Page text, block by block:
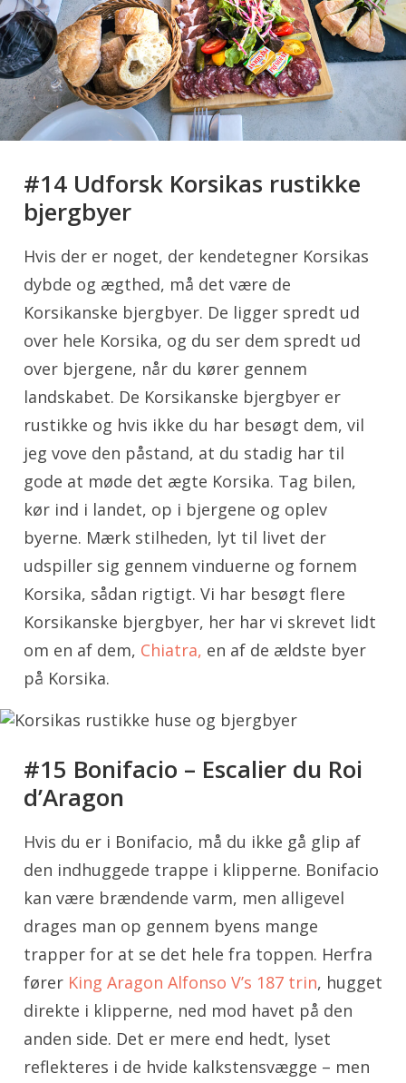
#14 Udforsk Korsikas rustikke
bjergbyer
Hvis der er noget, der kendetegner Korsikas
dybde og ægthed, må det være de
Korsikanske bjergbyer. De ligger spredt ud
over hele Korsika, og du ser dem spredt ud
over bjergene, når du kører gennem
landskabet. De Korsikanske bjergbyer er
rustikke og hvis ikke du har besøgt dem, vil
jeg vove den påstand, at du stadig har til
gode at møde det ægte Korsika. Tag bilen,
kør ind i landet, op i bjergene og oplev
byerne. Mærk stilheden, lyt til livet der
udspiller sig gennem vinduerne og fornem
Korsika, sådan rigtigt. Vi har besøgt flere
Korsikanske bjergbyer, her har vi skrevet lidt
om en af dem, Chiatra, en af de ældste byer
på Korsika.
#15 Bonifacio – Escalier du Roi
d’Aragon
Hvis du er i Bonifacio, må du ikke gå glip af
den indhuggede trappe i klipperne. Bonifacio
kan være brændende varm, men alligevel
drages man op gennem byens mange
trapper for at se det hele fra toppen. Herfra
fører King Aragon Alfonso V’s 187 trin, hugget
direkte i klipperne, ned mod havet på den
anden side. Det er mere end hedt, lyset
reflekteres i de hvide kalkstensvægge – men